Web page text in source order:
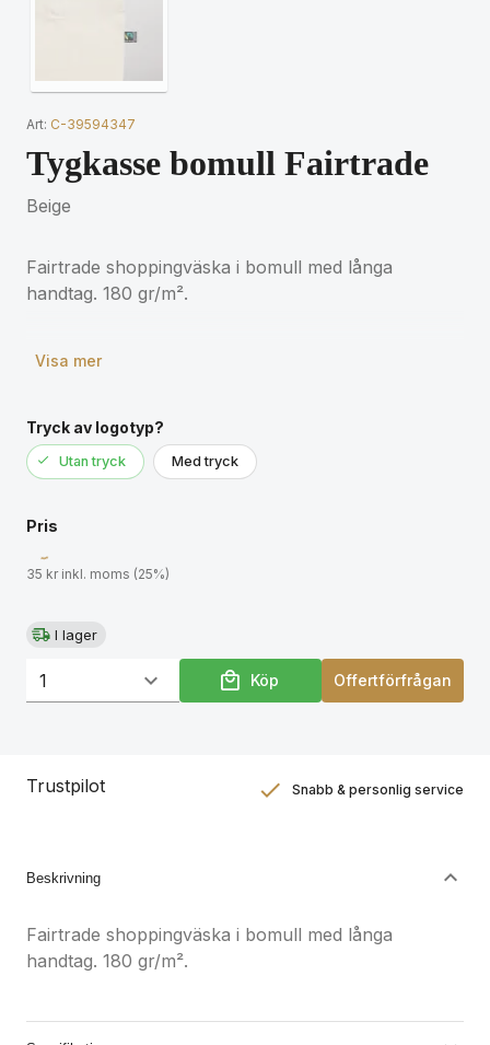
Art: C-39594347
Tygkasse bomull Fairtrade
Beige
Fairtrade shoppingväska i bomull med långa
handtag. 180 gr/m².
Visa mer
Tryck av logotyp?
Utan tryck Med tryck
Pris
35 kr inkl. moms (25%)
I lager
Köp Offertförfrågan
Trustpilot Snabb & personlig service
Beskrivning
Fairtrade shoppingväska i bomull med långa
handtag. 180 gr/m².